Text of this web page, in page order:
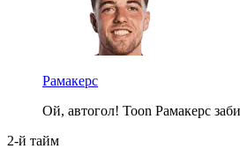
Рамакерс
Ой, автогол! Toon Рамакерс
2-й тайм